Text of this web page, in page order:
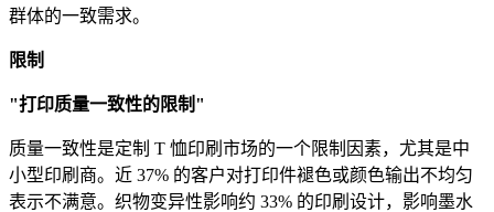
群体的一致需求。
限制
"打印质量一致性的限制"
质量一致性是定制 T 恤印刷市场的一个限制因素，尤其是中
小型印刷商。近 37% 的客户对打印件褪色或颜色输出不均匀
表示不满意。织物变异性影响约 33% 的印刷设计，影响墨水